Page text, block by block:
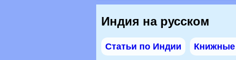
Индия на русском
Статьи по Индии Книжные